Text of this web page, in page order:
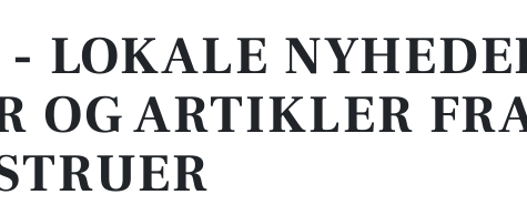
- LOKALE
OG ARTIKLER